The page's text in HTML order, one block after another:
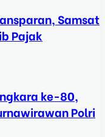
Samsat
Pajak
ke-80,
Polri